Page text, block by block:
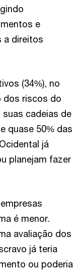
e
a direitos
(34%), no
dos riscos do
cadeias de
quase 50% das
já
planejam fazer
é menor.
avaliação dos
já teria
ou poderia